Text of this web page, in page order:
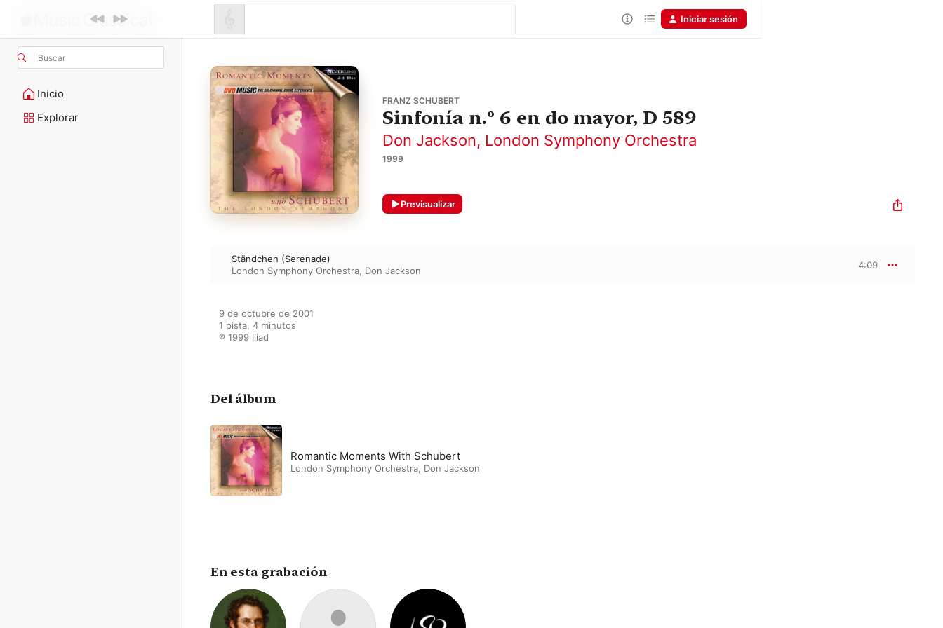
Buscar
Inicio
Explorar
Iniciar sesión
FRANZ SCHUBERT
Sinfonía n.º 6 en do mayor, D 589
Don Jackson, London Symphony Orchestra
1999
Previsualizar
Ständchen (Serenade)
London Symphony Orchestra, Don Jackson
4:09
9 de octubre de 2001
1 pista, 4 minutos
℗ 1999 Iliad
Del álbum
Romantic Moments With Schubert
London Symphony Orchestra, Don Jackson
En esta grabación